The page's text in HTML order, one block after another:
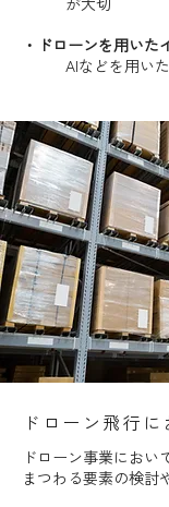
・ドローンを用いた
​AIなどを用い
ドローン飛行
ドローン事業におい
まつわる要素の検討